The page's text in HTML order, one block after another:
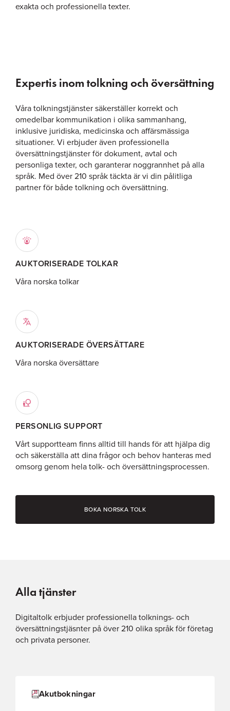
exakta och professionella texter.
Expertis inom tolkning och översättning
Våra tolkningstjänster säkerställer korrekt och
omedelbar kommunikation i olika sammanhang,
inklusive juridiska, medicinska och affärsmässiga
situationer. Vi erbjuder även professionella
översättningstjänster för dokument, avtal och
personliga texter, och garanterar noggrannhet på alla
språk. Med över 210 språk täckta är vi din pålitliga
partner för både tolkning och översättning.
AUKTORISERADE TOLKAR
Våra norska tolkar
AUKTORISERADE ÖVERSÄTTARE
Våra norska översättare
PERSONLIG SUPPORT
Vårt supportteam finns alltid till hands för att hjälpa dig
och säkerställa att dina frågor och behov hanteras med
omsorg genom hela tolk- och översättningsprocessen.
BOKA NORSKA TOLK
Alla tjänster
Digitaltolk erbjuder professionella tolknings- och
översättningstjäsnter på över 210 olika språk för företag
och privata personer.
Akutbokningar